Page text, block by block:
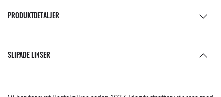
PRODUKTDETALJER
SLIPADE LINSER